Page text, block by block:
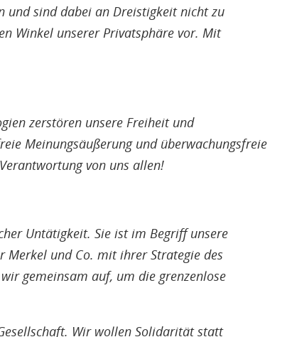
und sind dabei an Dreistigkeit nicht zu
Winkel unserer Privatsphäre vor. Mit
zerstören unsere Freiheit und
Meinungsäußerung und überwachungsfreie
von uns allen!
Untätigkeit. Sie ist im Begriff unsere
Merkel und Co. mit ihrer Strategie des
gemeinsam auf, um die grenzenlose
Wir wollen Solidarität statt